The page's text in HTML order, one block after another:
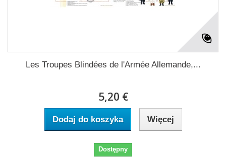
Les Troupes Blindées de l'Armée Allemande,...
5,20 €
Dodaj do koszyka Więcej
Dostępny